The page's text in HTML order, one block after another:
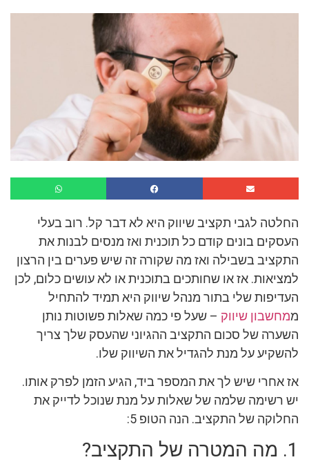
החלטה לגבי תקציב שיווק היא לא דבר קל. רוב בעלי
העסקים בונים קודם כל תוכנית ואז מנסים לבנות את
התקציב בשבילה ואז מה שקורה זה שיש פערים בין הרצון
למציאות. אז או שחותכים בתוכנית או לא עושים כלום, לכן
העדיפות שלי בתור מנהל שיווק היא תמיד להתחיל
ממחשבון שיווק – שעל פי כמה שאלות פשוטות נותן
השערה של סכום התקציב ההגיוני שהעסק שלך צריך
להשקיע על מנת להגדיל את השיווק שלו.
אז אחרי שיש לך את המספר ביד, הגיע הזמן לפרק אותו.
יש רשימה שלמה של שאלות על מנת שנוכל לדייק את
החלוקה של התקציב. הנה הטופ 5:
1. מה המטרה של התקציב?